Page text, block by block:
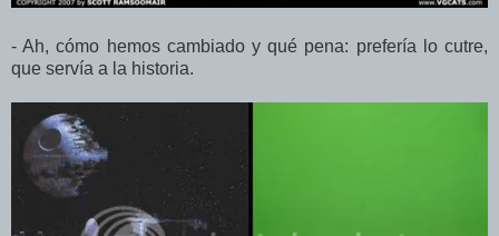
- Ah, cómo hemos cambiado y qué pena: prefería lo cutre,
que servía a la historia.